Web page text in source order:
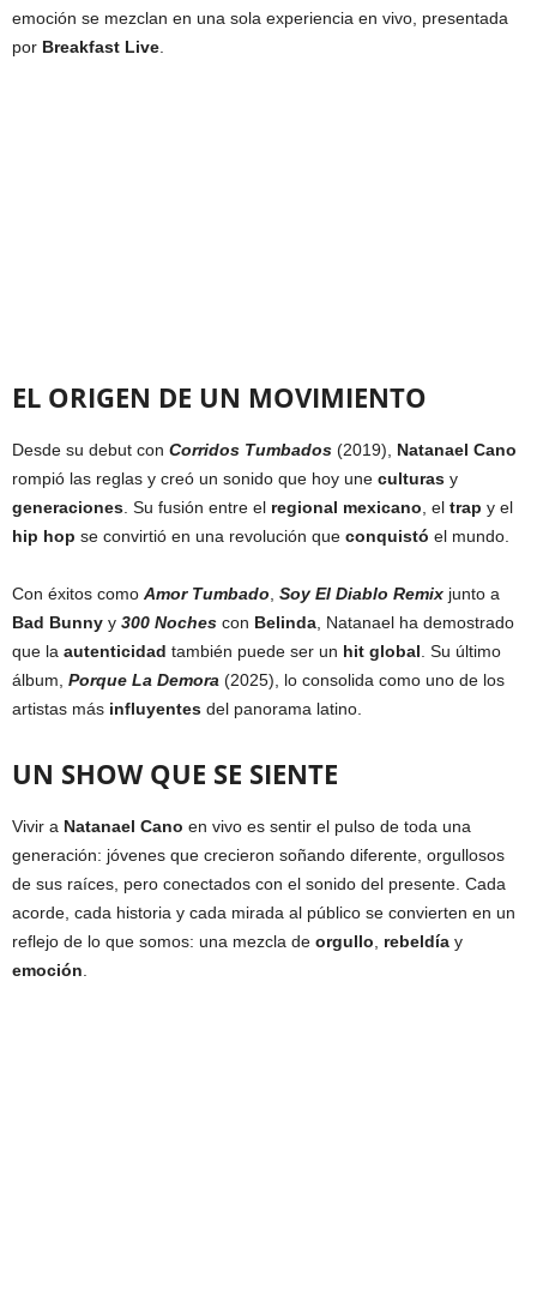
emoción se mezclan en una sola experiencia en vivo, presentada
por Breakfast Live
EL ORIGEN DE UN MOVIMIENTO
Desde su debut con Corridos Tumbados (2019), Natanael Cano
rompió las reglas y creó un sonido que hoy une culturas y
generaciones . Su fusión entre el regional mexicano , el trap y el
hip hop se convirtió en una revolución que conquistó el mundo.
Con éxitos como Amor Tumbado Soy El Diablo Remix junto a
Bad Bunny y 300 Noches con Belinda , Natanael ha demostrado
que la autenticidad también puede ser un hit global . Su último
álbum, Porque La Demora (2025), lo consolida como uno de los
artistas más influyentes del panorama latino.
UN SHOW QUE SE SIENTE
Vivir a Natanael Cano en vivo es sentir el pulso de toda una
generación: jóvenes que crecieron soñando diferente, orgullosos
de sus raíces, pero conectados con el sonido del presente. Cada
acorde, cada historia y cada mirada al público se convierten en un
reflejo de lo que somos: una mezcla de orgullo rebeldía y
emoción